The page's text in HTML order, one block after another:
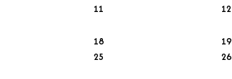
11 12
18 19
25 26